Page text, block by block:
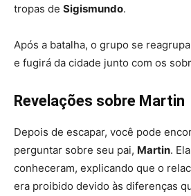
tropas de Sigismundo.
Após a batalha, o grupo se
e fugirá da cidade junto com os
Revelações sobre Martin
Depois de escapar, você pode
perguntar sobre seu pai, Martin.
conheceram, explicando que o
era proibido devido às diferenças